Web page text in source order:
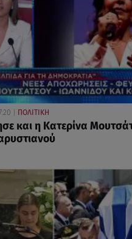
ΠΟΛΙΤΙΚΗ
και η Κατερίνα